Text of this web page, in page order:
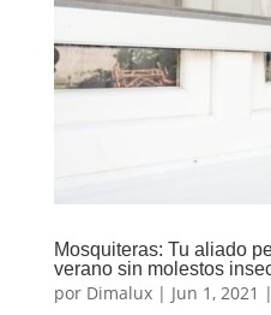
Mosquiteras: Tu aliado
verano sin molestos
por Dimalux| Jun 1, 2021 |